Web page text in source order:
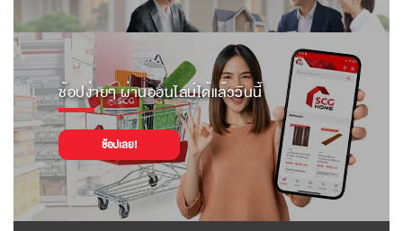
ช้อปง่ายๆ ผ่านออนไลน์ได้แล้ววันนี้
ช้อปเลย!